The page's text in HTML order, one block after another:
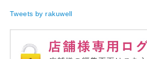
Tweets by rakuwell